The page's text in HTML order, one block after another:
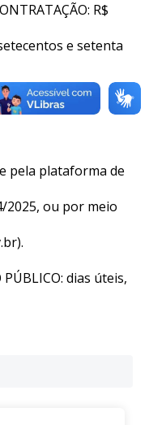
R$
e setenta
pela plataforma de
2025, ou por meio
).
PÚBLICO: dias úteis,